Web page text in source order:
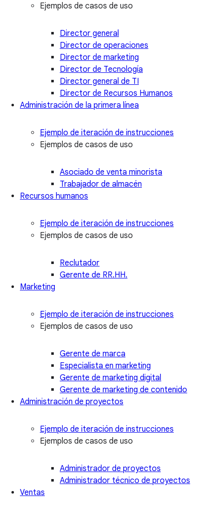
Ejemplos de casos de uso
Director general
Director de operaciones
Director de marketing
Director de Tecnología
Director general de TI
Director de Recursos Humanos
Administración de la primera línea
Ejemplo de iteración de instrucciones
Ejemplos de casos de uso
Asociado de venta minorista
Trabajador de almacén
Recursos humanos
Ejemplo de iteración de instrucciones
Ejemplos de casos de uso
Reclutador
Gerente de RR.HH.
Marketing
Ejemplo de iteración de instrucciones
Ejemplos de casos de uso
Gerente de marca
Especialista en marketing
Gerente de marketing digital
Gerente de marketing de contenido
Administración de proyectos
Ejemplo de iteración de instrucciones
Ejemplos de casos de uso
Administrador de proyectos
Administrador técnico de proyectos
Ventas